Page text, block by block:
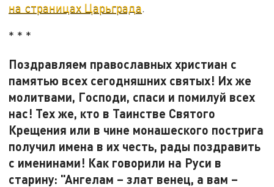
на страницах Царьграда.
* * *
Поздравляем православных христиан с
памятью всех сегодняшних святых! Их же
молитвами, Господи, спаси и помилуй всех
нас! Тех же, кто в Таинстве Святого
Крещения или в чине монашеского пострига
получил имена в их честь, рады поздравить
с именинами! Как говорили на Руси в
старину: "Ангелам – злат венец, а вам –